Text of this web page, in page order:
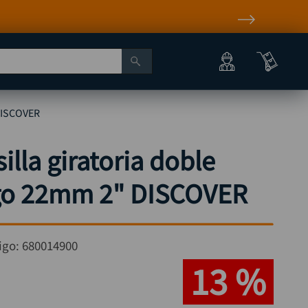
giratoria doble
22mm 2" DISCOVER
680014900
13 %